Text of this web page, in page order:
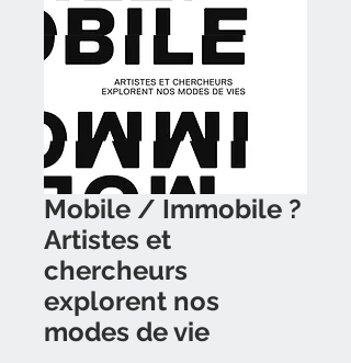
Mobile / Immobile ?
Artistes et
chercheurs
explorent nos
modes de vie